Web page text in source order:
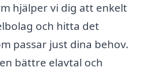
hjälper vi dig att enkelt
och hitta det
passar just dina behov.
bättre elavtal och